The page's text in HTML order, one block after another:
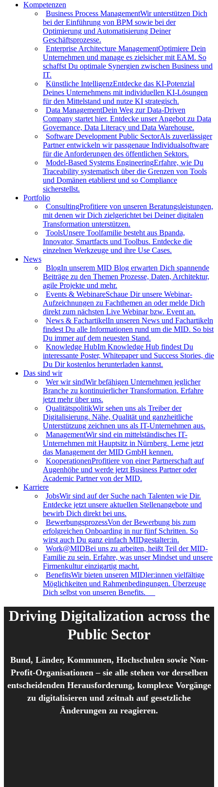
Kompetenzen
Business Process ManagementWir unterstützen Dich
bei der Einführung von BPM sowie bei der
Optimierung und Automatisierung Deiner
Geschäftsprozesse.
Enterprise Architecture ManagementOptimiere Dein
Unternehmen und manage es zielsicher mit EAM. So
schaffst Du optimale Synergien zwischen Business und
IT.
Künstliche IntelligenzEntdecke das KI-Potenzial
Deines Unternehmens mit individuellen KI-Lösungen
für den Mittelstand und nutze KI strategisch.
Data ManagementDein Weg zur Data-Driven
Company startet hier. Entdecke unser Angebot zu Data
Governance, Data Literacy und Data Warehouse.
Software Development Public SectorAls zuverlässiger
Partner entwickeln wir passgenaue Individualsoftware
für die Anforderungen des öffentlichen Sektors.
Model-Based Systems EngineeringErfahre, wie Du
Traceability systematisch über die Grenzen von Tools
und Domänen etablierst und so Compliance
sicherstellst.
Portfolio
ConsultingProfitiere von unseren Beratungsleistungen,
mit denen wir Dich zielgerichtet bei Deiner digitalen
Transformation unterstützen.
ToolsUnsere Toolfamilie besteht aus Bpanda,
Innovator, Smartfacts und Toolbus. Entdecke die
einzelnen Werkzeuge und ihre Use Cases.
News
BlogIn unserem MID Blog erwarten Dich spannende
Beiträge zu den Themen Prozesse, Daten, Architektur,
agile Projekte und mehr.
Events & WebinareSchaue Dir unsere Webinar-
Aufzeichnungen zu Fachthemen an oder melde Dich
direkt zum nächsten Live Webinar bzw. Event an.
News & FachartikelIn unseren News und Fachartikeln
findest Du alle Informationen rund um die MID. So bist
Du immer auf dem neuesten Stand.
Knowledge HubIm Knowledge Hub findest Du
interessante Poster, Whitepaper und Success Stories, die
Du Dir kostenlos herunterladen kannst.
Das sind wir
Wer wir sindWir befähigen Unternehmen jeglicher
Branche zu kontinuierlicher Transformation. Erfahre
jetzt mehr über uns.
QualitätspolitikWir sehen uns als Treiber der
Digitalisierung. Nähe, Qualität und ganzheitliche
Unterstützung zeichnen uns als IT-Unternehmen aus.
ManagementWir sind ein mittelständisches IT-
Unternehmen mit Hauptsitz in Nürnberg. Lerne jetzt
das Management der MID GmbH kennen.
KooperationenProfitiere von einer Partnerschaft auf
Augenhöhe und werde jetzt Business Partner oder
Academic Partner von der MID.
Karriere
JobsWir sind auf der Suche nach Talenten wie Dir.
Entdecke jetzt unsere aktuellen Stellenangebote und
bewirb Dich direkt bei uns.
BewerbungsprozessVon der Bewerbung bis zum
erfolgreichen Onboarding in nur fünf Schritten. So
wirst auch Du ganz einfach MIDgestalter:in.
Work@MIDBei uns zu arbeiten, heißt Teil der MID-
Familie zu sein. Erfahre, was unser Mindset und unsere
Firmenkultur einzigartig macht.
BenefitsWir bieten unseren MIDler:innen vielfältige
Möglichkeiten und Rahmenbedingungen. Überzeuge
Dich selbst von unseren Benefits.
Driving Digitalization across the
Public Sector
Bund, Länder, Kommunen, Hochschulen sowie Non-
Profit-Organisationen – sie alle stehen vor derselben
entscheidenden Herausforderung, komplexe Vorgänge
zu digitalisieren und zeitnah auf gesetzliche
Änderungen zu reagieren.